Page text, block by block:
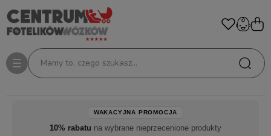
Mamy to, czego szukasz...
WAKACYJNA PROMOCJA
10% rabatu na wybrane nieprzecenione produkty